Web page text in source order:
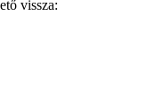
vissza: